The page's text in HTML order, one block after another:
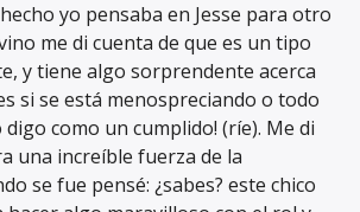
yo pensaba en Jesse para otro
me di cuenta de que es un tipo
y tiene algo sorprendente acerca
si se está menospreciando o todo
digo como un cumplido! (ríe). Me di
una increíble fuerza de la
se fue pensé: ¿sabes? este chico